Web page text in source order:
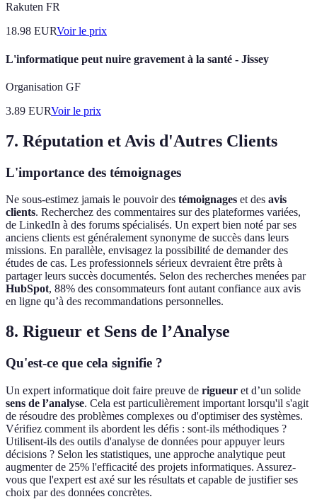
Rakuten FR
18.98 EURVoir le prix
L'informatique peut nuire gravement à la santé - Jissey
Organisation GF
3.89 EURVoir le prix
7. Réputation et Avis d'Autres Clients
L'importance des témoignages
Ne sous-estimez jamais le pouvoir des témoignages et des avis
clients. Recherchez des commentaires sur des plateformes variées,
de LinkedIn à des forums spécialisés. Un expert bien noté par ses
anciens clients est généralement synonyme de succès dans leurs
missions. En parallèle, envisagez la possibilité de demander des
études de cas. Les professionnels sérieux devraient être prêts à
partager leurs succès documentés. Selon des recherches menées par
HubSpot, 88% des consommateurs font autant confiance aux avis
en ligne qu’à des recommandations personnelles.
8. Rigueur et Sens de l’Analyse
Qu'est-ce que cela signifie ?
Un expert informatique doit faire preuve de rigueur et d’un solide
sens de l’analyse. Cela est particulièrement important lorsqu'il s'agit
de résoudre des problèmes complexes ou d'optimiser des systèmes.
Vérifiez comment ils abordent les défis : sont-ils méthodiques ?
Utilisent-ils des outils d'analyse de données pour appuyer leurs
décisions ? Selon les statistiques, une approche analytique peut
augmenter de 25% l'efficacité des projets informatiques. Assurez-
vous que l'expert est axé sur les résultats et capable de justifier ses
choix par des données concrètes.